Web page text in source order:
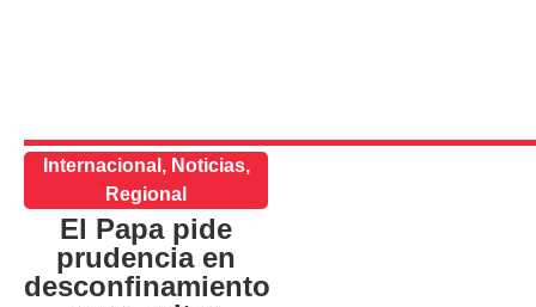
Internacional , Noticias,
Regional
El Papa pide
prudencia en
desconfinamiento